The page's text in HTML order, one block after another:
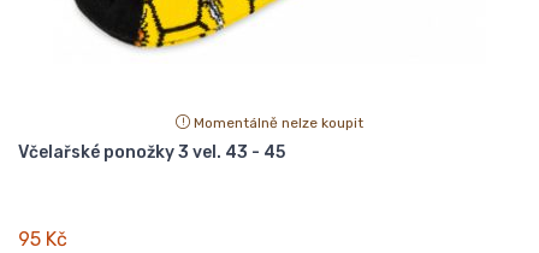
Momentálně nelze koupit
Včelařské ponožky 3 vel. 43 - 45
95 Kč